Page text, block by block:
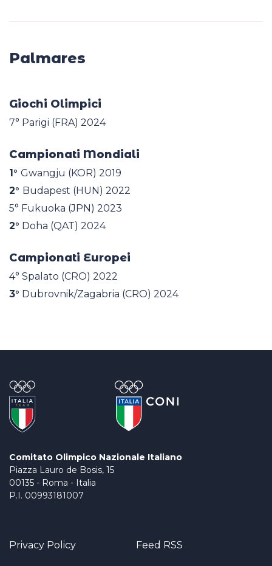
Palmares
Giochi Olimpici
7° Parigi (FRA) 2024
Campionati Mondiali
1° Gwangju (KOR) 2019
2° Budapest (HUN) 2022
5° Fukuoka (JPN) 2023
2° Doha (QAT) 2024
Campionati Europei
4° Spalato (CRO) 2022
3° Dubrovnik/Zagabria (CRO) 2024
Comitato Olimpico Nazionale Italiano
Piazza Lauro de Bosis, 15
00135 - Roma - Italia
P.I. 00993181007
Privacy Policy Feed RSS